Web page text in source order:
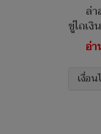
ล่
ขู่ไถเ
อ่
เงื่อ